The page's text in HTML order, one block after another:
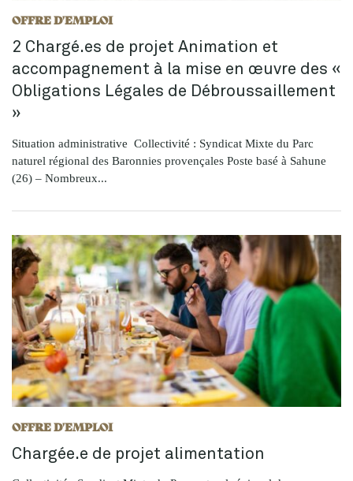
OFFRE D'EMPLOI
2 Chargé.es de projet Animation et
accompagnement à la mise en œuvre des «
Obligations Légales de Débroussaillement
»
Situation administrative Collectivité : Syndicat Mixte du Parc
naturel régional des Baronnies provençales Poste basé à Sahune
(26) – Nombreux...
OFFRE D'EMPLOI
Chargée.e de projet alimentation